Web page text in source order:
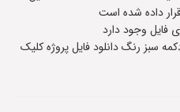
داده شده است
فایل وجود دارد
سبز رنگ دانلود فایل پروژه کلیک